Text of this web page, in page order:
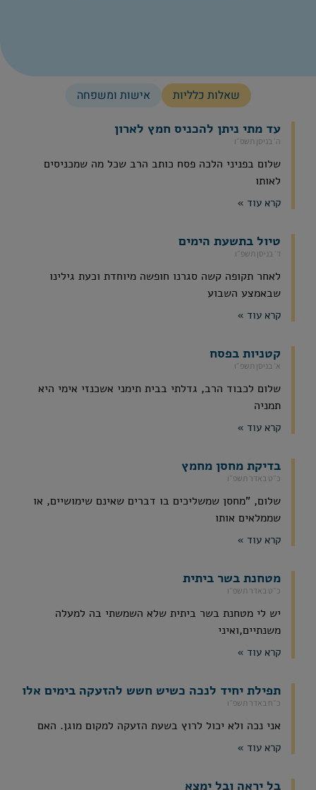
שאלות כלליות
אישות ומשפחה
עד מתי ניתן להכניס חמץ לארון
ה׳ בניסן תשפ״ו
שלום בפניני הלכה פסח כותב הרב שכל מה שמכניסים
לאותו
קרא עוד »
טיול בתשעת הימים
ד׳ בניסן תשפ״ו
לאחר תקופה קשה סגרנו חופשה מיוחדת וכעת גילינו
שבאמצע השבוע
קרא עוד »
קטניות בפסח
א׳ בניסן תשפ״ו
שלום לכבוד הרב, גדלתי בבית תימני אשכנזי אימי היא
תמניה
קרא עוד »
בדיקת מחסן מחמץ
כ״ט באדר תשפ״ו
שלום, "מחסן שמשליכים בו דברים שאינם שימושיים, או
שממלאים אותו
קרא עוד »
מטחנת בשר ביתית
כ״ט באדר תשפ״ו
יש לי מטחנת בשר ביתית שלא השמשתי בה למעלה
משנתיים,ואיני
קרא עוד »
תפילת יחיד לנכה כשיש חשש להזעקה בימים אלו
כ״ח באדר תשפ״ו
אני נכה ולא יכול לרוץ בשעת הזעקה למקום מוגן. האם
קרא עוד »
בל יראה ובל ימצא